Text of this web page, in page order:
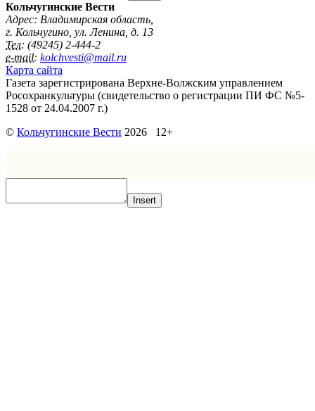
Кольчугинские Вести
Адрес: Владимирская область,
г. Кольчугино, ул. Ленина, д. 13
Тел: (49245) 2-444-2
e-mail: kolchvesti@mail.ru
Карта сайта
Газета зарегистрирована Верхне-Волжским управлением
Росохранкультуры (свидетельство о регистрации ПИ ФС №5-
1528 от 24.04.2007 г.)
© Кольчугинские Вести 2026 12+
Insert